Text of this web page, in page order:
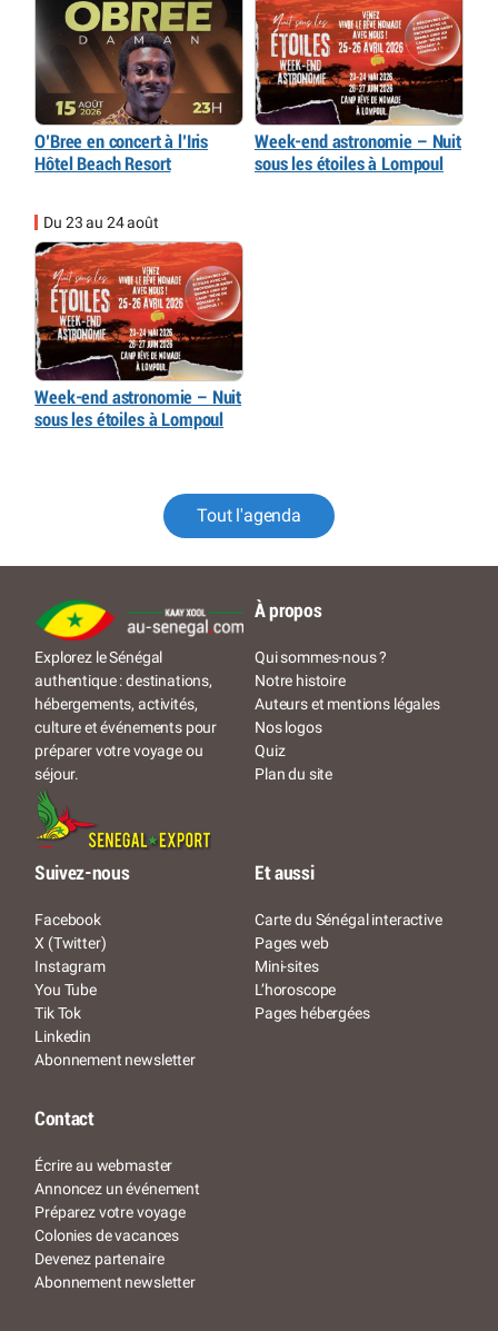
O’Bree en concert à l’Iris
Hôtel Beach Resort
Week-end astronomie – Nuit
sous les étoiles à Lompoul
Du 23 au 24 août
Week-end astronomie – Nuit
sous les étoiles à Lompoul
Tout l'agenda
Explorez le Sénégal
authentique : destinations,
hébergements, activités,
culture et événements pour
préparer votre voyage ou
séjour.
À propos
Qui sommes-nous ?
Notre histoire
Auteurs et mentions légales
Nos logos
Quiz
Plan du site
Suivez-nous
Facebook
X (Twitter)
Instagram
You Tube
Tik Tok
Linkedin
Abonnement newsletter
Et aussi
Carte du Sénégal interactive
Pages web
Mini-sites
L’horoscope
Pages hébergées
Contact
Écrire au webmaster
Annoncez un événement
Préparez votre voyage
Colonies de vacances
Devenez partenaire
Abonnement newsletter